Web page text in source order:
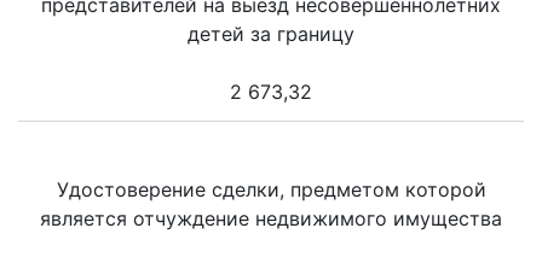
представителей на выезд несовершеннолетних
детей за границу
2 673,32
Удостоверение сделки, предметом которой
является отчуждение недвижимого имущества